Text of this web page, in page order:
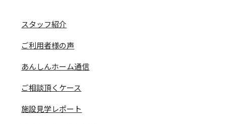
スタッフ紹介
ご利用者様の声
あんしんホーム通信
ご相談頂くケース
施設見学レポート